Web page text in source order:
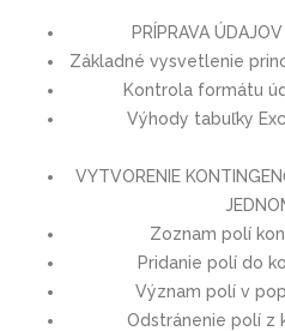
PRÍPRAVA
Základné vysvetlenie
Kontrola formátu
Výhody tabuľky
VYTVORENIE
Zoznam polí
Pridanie polí do
Význam polí v
Odstránenie polí z